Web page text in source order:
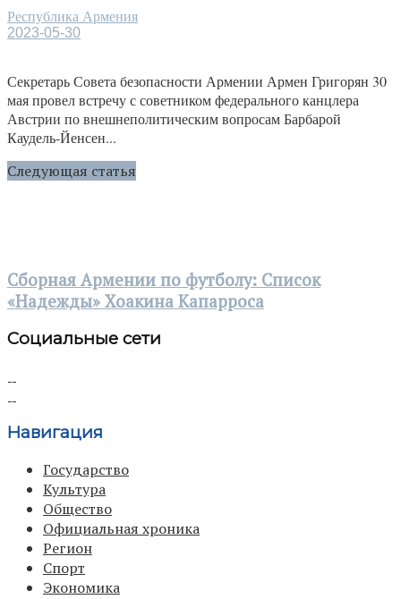
Республика Армения
2023-05-30
Секретарь Совета безопасности Армении Армен Григорян 30
мая провел встречу с советником федерального канцлера
Австрии по внешнеполитическим вопросам Барбарой
Каудель-Йенсен...
Следующая статья
Сборная Армении по футболу: Список
«Надежды» Хоакина Капарроса
Социальные сети
Навигация
Государство
Культура
Общество
Официальная хроника
Регион
Спорт
Экономика